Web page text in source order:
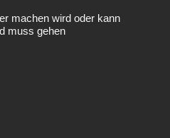
machen wird oder kann
muss gehen